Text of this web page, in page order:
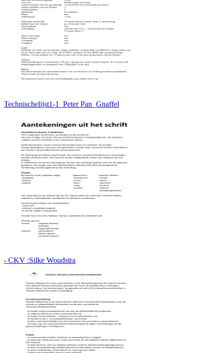
Technischelijst1-1_Peter Pan_Gnaffel
- CKV :Silke Woudstra